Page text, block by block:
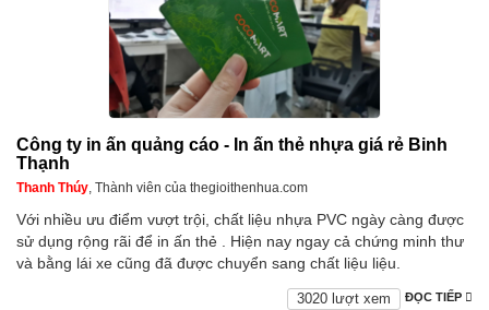
Công ty in ấn quảng cáo - In ấn thẻ nhựa giá rẻ Binh
Thạnh
Thanh Thúy, Thành viên của thegioithenhua.com
Với nhiều ưu điểm vượt trội, chất liệu nhựa PVC ngày càng được
sử dụng rộng rãi để in ấn thẻ . Hiện nay ngay cả chứng minh thư
và bằng lái xe cũng đã được chuyển sang chất liệu liệu.
ĐỌC TIẾP
3020 lượt xem